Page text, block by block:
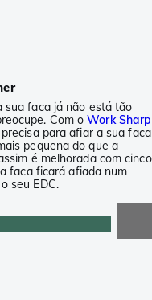
sua faca já não está tão
Com oWork Sharp
para afiar a sua faca
pequena do que a
é melhorada com cinco
faca ficará afiada num
seu EDC.